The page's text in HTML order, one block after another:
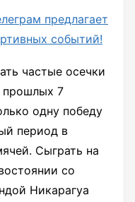
предлагает
событий!
частые осечки
прошлых 7
одну победу
период в
Сыграть на
со
Никарагуа